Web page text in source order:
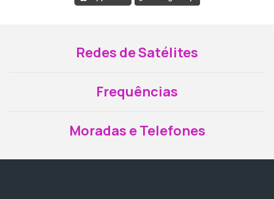
Redes de Satélites
Frequências
Moradas e Telefones